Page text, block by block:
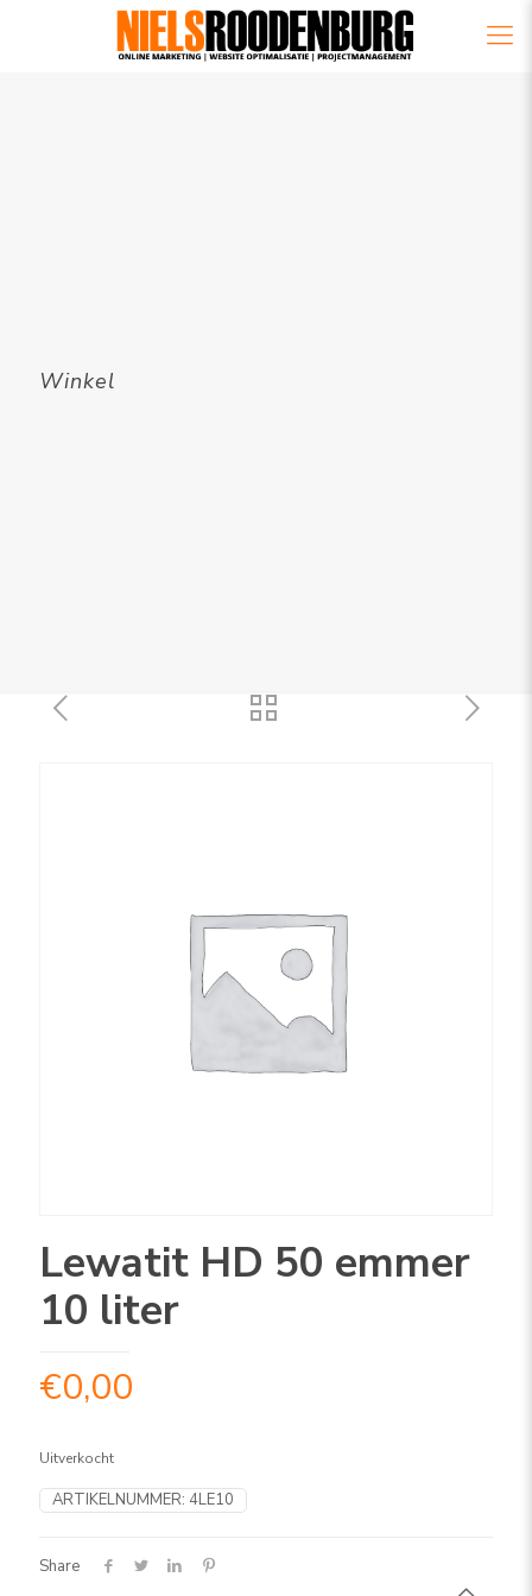
Winkel
Lewatit HD 50 emmer
10 liter
€0,00
Uitverkocht
ARTIKELNUMMER: 4LE10
Share